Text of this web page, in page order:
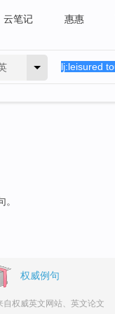
云笔记 惠惠
。
权威例句
自权威英文网站、英文论文